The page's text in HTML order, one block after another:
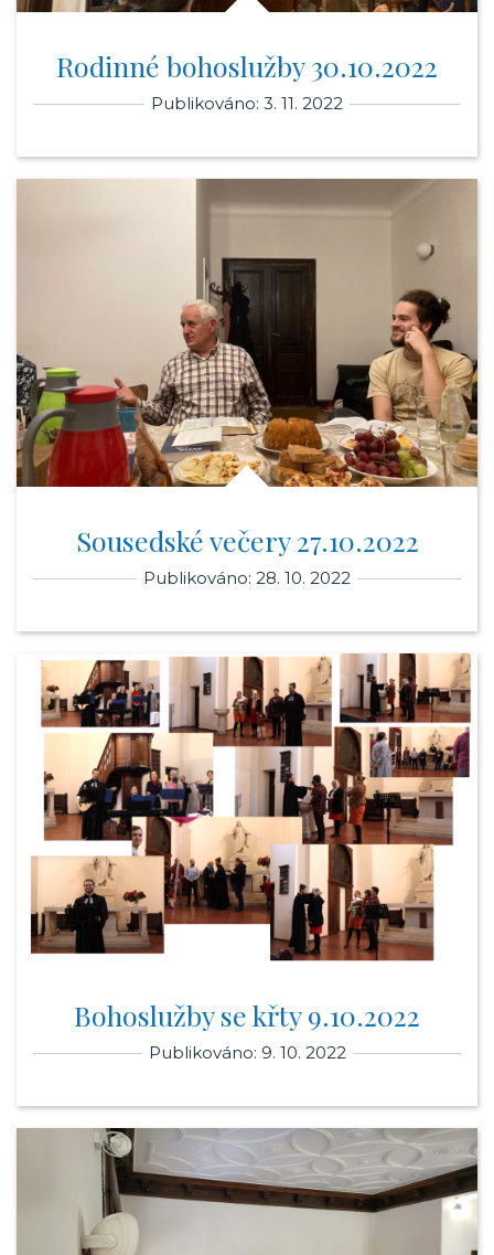
Rodinné bohoslužby 30.10.2022
Publikováno: 3. 11. 2022
Sousedské večery 27.10.2022
Publikováno: 28. 10. 2022
Bohoslužby se křty 9.10.2022
Publikováno: 9. 10. 2022